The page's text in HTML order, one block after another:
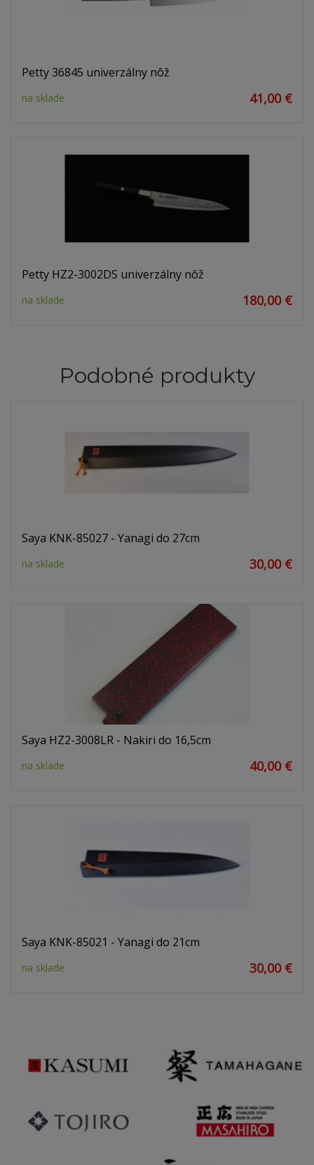
Petty 36845 univerzálny nôž
na sklade 41,00 €
Petty HZ2-3002DS univerzálny nôž
na sklade 180,00 €
Podobné produkty
Saya KNK-85027 - Yanagi do 27cm
na sklade 30,00 €
Saya HZ2-3008LR - Nakiri do 16,5cm
na sklade 40,00 €
Saya KNK-85021 - Yanagi do 21cm
na sklade 30,00 €